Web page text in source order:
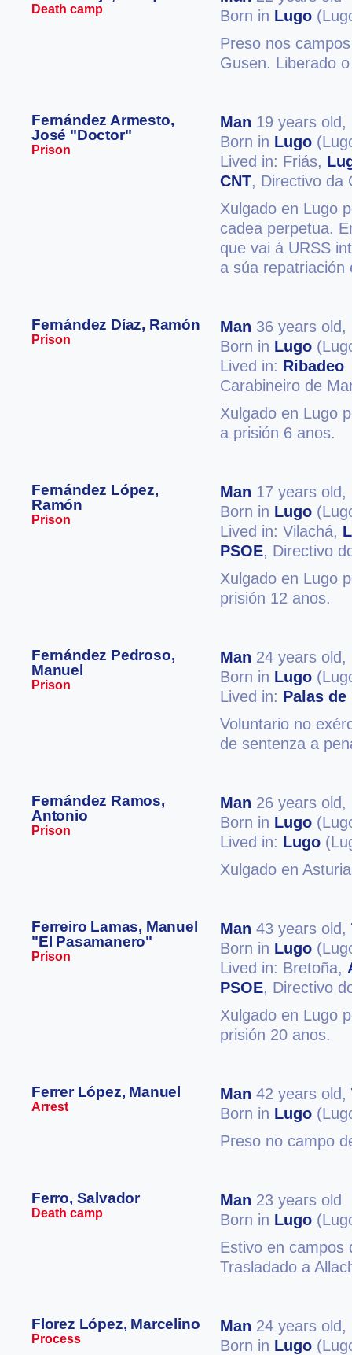
Death camp
Born in Lugo
Preso nos
Gusen. Liberado
Fernández Armesto,
José "Doctor"
Prison
Man 19 years old,
Born in Lugo
Lived in: Friás,
CNT, Directivo da
Xulgado en Lugo
cadea perpetua.
que vai á URSS
a súa repatriación
Fernández Díaz, Ramón
Prison
Man 36 years old,
Born in Lugo
Lived in: Ribadeo
Carabineiro de
Xulgado en Lugo
a prisión 6 anos.
Fernández López,
Ramón
Prison
Man 17 years old,
Born in Lugo
Lived in: Vilachá,
PSOE, Directivo
Xulgado en Lugo
prisión 12 anos.
Fernández Pedroso,
Manuel
Prison
Man 24 years old,
Born in Lugo
Lived in: Palas de
Voluntario no
de sentenza a
Fernández Ramos,
Antonio
Prison
Man 26 years old,
Born in Lugo
Lived in: Lugo
Xulgado en
Ferreiro Lamas, Manuel
"El Pasamanero"
Prison
Man 43 years old,
Born in Lugo
Lived in: Bretoña,
PSOE, Directivo
Xulgado en Lugo
prisión 20 anos.
Ferrer López, Manuel
Arrest
Man 42 years old,
Born in Lugo
Preso no campo
Ferro, Salvador
Death camp
Man 23 years old
Born in Lugo
Estivo en campos
Trasladado a
Florez López, Marcelino
Process
Man 24 years old,
Born in Lugo